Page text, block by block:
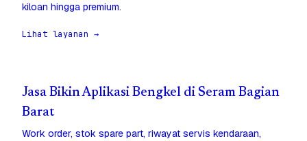
kiloan hingga premium.
Lihat layanan →
Jasa Bikin Aplikasi Bengkel di Seram Bagian
Barat
Work order, stok spare part, riwayat servis kendaraan,